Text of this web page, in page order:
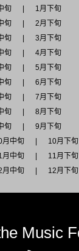
旬
1月下旬
旬
2月下旬
旬
3月下旬
旬
4月下旬
旬
5月下旬
旬
6月下旬
旬
7月下旬
旬
8月下旬
旬
9月下旬
中旬
10月下
中旬
11月下
中旬 12月下
Music